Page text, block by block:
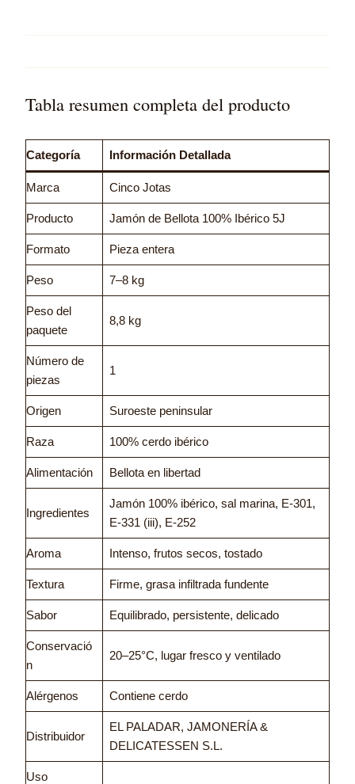
Tabla resumen completa del producto
Categoría Información Detallada
Marca Cinco Jotas
Producto Jamón de Bellota 100% Ibérico 5J
Formato Pieza entera
Peso 7–8 kg
Peso del
paquete
8,8 kg
Número de
piezas
1
Origen Suroeste peninsular
Raza 100% cerdo ibérico
Alimentación Bellota en libertad
Ingredientes
Jamón 100% ibérico, sal marina, E-301,
E-331 (iii), E-252
Aroma Intenso, frutos secos, tostado
Textura Firme, grasa infiltrada fundente
Sabor Equilibrado, persistente, delicado
Conservació
n
20–25°C, lugar fresco y ventilado
Alérgenos Contiene cerdo
Distribuidor
EL PALADAR, JAMONERÍA &
DELICATESSEN S.L.
Uso